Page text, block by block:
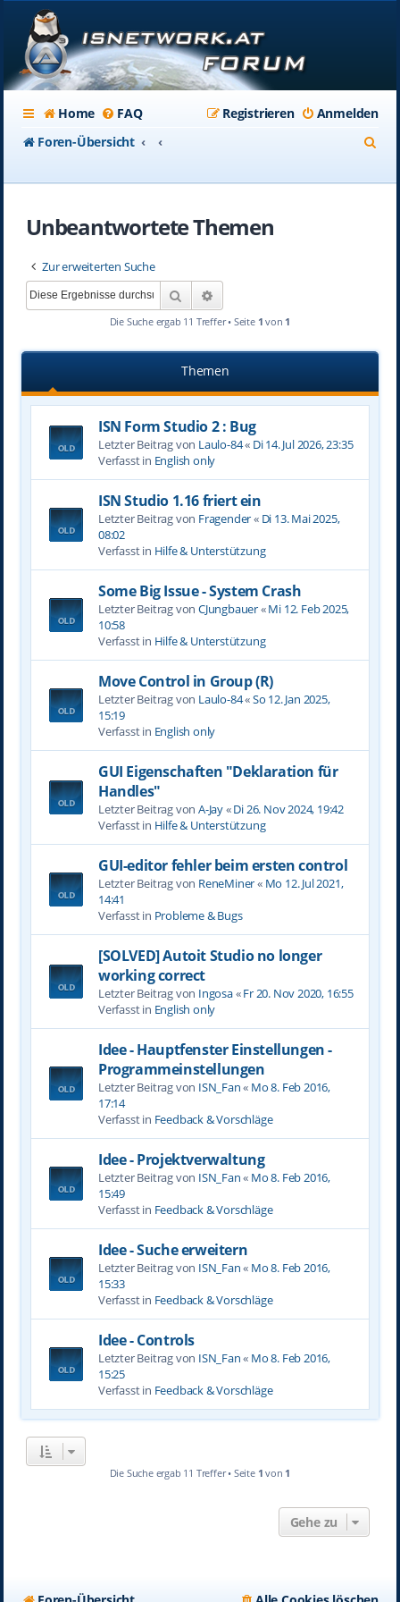
Home FAQ Anmelden
Registrieren
Foren-Übersicht
Unbeantwortete Themen
Zur erweiterten Suche
Suche
Die Suche ergab 11 Treffer • Seite 1 von 1
Themen
ISN Form Studio 2 : Bug
Letzter Beitrag von Laulo-84« Di 14. Jul 2026, 23:35
Verfasst in English only
ISN Studio 1.16 friert ein
Letzter Beitrag von Fragender« Di 13. Mai 2025,
08:02
Verfasst in Hilfe & Unterstützung
Some Big Issue - System Crash
Letzter Beitrag von CJungbauer«Mi 12. Feb 2025,
10:58
Verfasst in Hilfe & Unterstützung
Move Control in Group (R)
Letzter Beitrag von Laulo-84«So 12. Jan 2025,
15:19
Verfasst in English only
GUI Eigenschaften "Deklaration für
Handles"
Letzter Beitrag von A-Jay«Di 26. Nov 2024, 19:42
Verfasst in Hilfe & Unterstützung
GUI-editor fehler beim ersten control
Letzter Beitrag von ReneMiner« Mo 12. Jul 2021,
14:41
Verfasst in Probleme & Bugs
[SOLVED] Autoit Studio no longer
working correct
Letzter Beitrag von Ingosa«Fr 20. Nov 2020, 16:55
Verfasst in English only
Idee - Hauptfenster Einstellungen -
Programmeinstellungen
Letzter Beitrag von ISN_Fan« Mo 8. Feb 2016,
17:14
Verfasst in Feedback & Vorschläge
Idee - Projektverwaltung
Letzter Beitrag von ISN_Fan« Mo 8. Feb 2016,
15:49
Verfasst in Feedback & Vorschläge
Idee - Suche erweitern
Letzter Beitrag von ISN_Fan« Mo 8. Feb 2016,
15:33
Verfasst in Feedback & Vorschläge
Idee - Controls
Letzter Beitrag von ISN_Fan« Mo 8. Feb 2016,
15:25
Verfasst in Feedback & Vorschläge
Die Suche ergab 11 Treffer • Seite 1 von 1
Gehe zu